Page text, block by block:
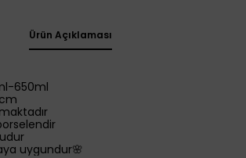
Ürün Açıklaması
650ml
uygundur🌸